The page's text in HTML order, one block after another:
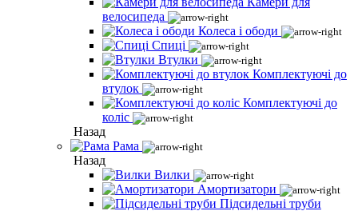
велосипеда
Колеса і ободи
Спиці
Втулки
Комплектуючі до
втулок
Комплектуючі до
коліс
Назад
Рама
Назад
Вилки
Амортизатори
Підсидельні труби